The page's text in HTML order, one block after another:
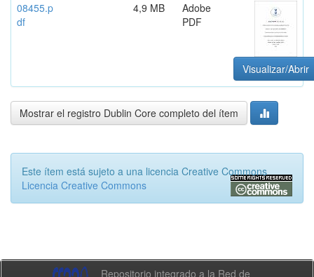
08455.p
df
4,9 MB
Adobe
PDF
Visualizar/Abrir
Mostrar el registro Dublin Core completo del ítem
Este ítem está sujeto a una licencia Creative Commons
Licencia Creative Commons
Repositorio integrado a la Red de